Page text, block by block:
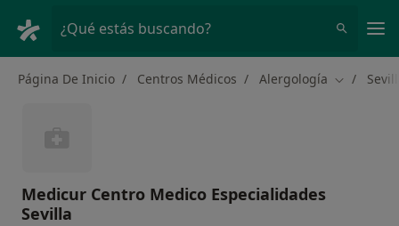
¿Qué estás buscando?
Página De Inicio Centros Médicos Alergología Cambiar
Medicur Centro Medico Especialidades
Sevilla